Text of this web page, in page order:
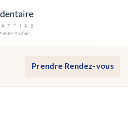
Prendre Rendez-vous